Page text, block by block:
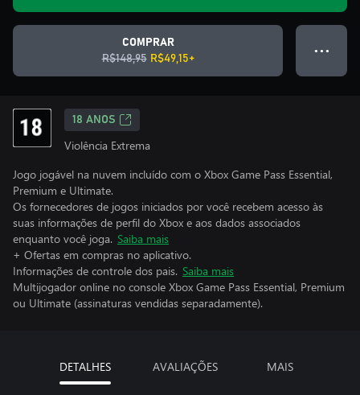
COMPRAR
R$148,95 R$49,15+
● ● ●
18 ANOS
Violência Extrema
Jogo jogável na nuvem incluído com o Xbox Game Pass Essential,
Premium e Ultimate.
Os fornecedores de jogos iniciados por você recebem acesso às
suas informações de perfil do Xbox e aos dados associados
enquanto você joga. Saiba mais
+ Ofertas em compras no aplicativo.
Informações de controle dos pais. Saiba mais
Multijogador online no console Xbox Game Pass Essential, Premium
ou Ultimate (assinaturas vendidas separadamente).
DETALHES AVALIAÇÕES MAIS